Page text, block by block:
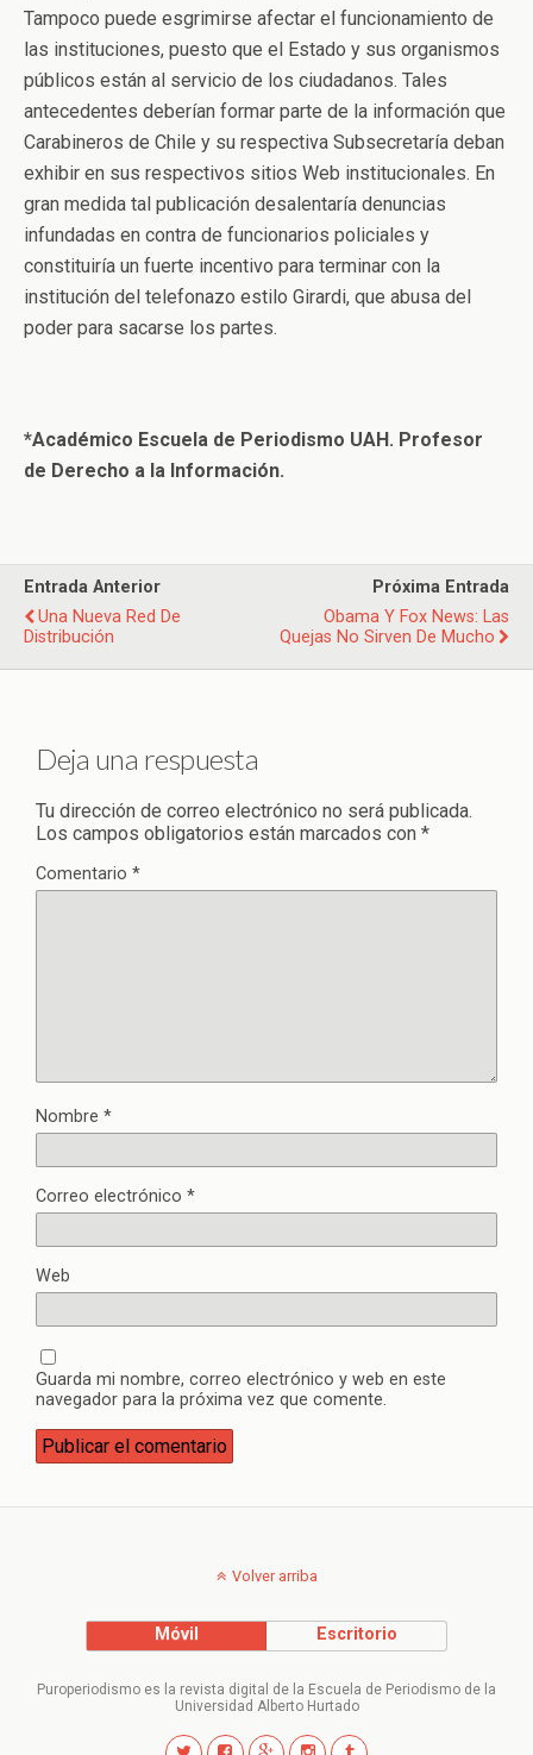
Tampoco puede esgrimirse afectar el funcionamiento de
las instituciones, puesto que el Estado y sus organismos
públicos están al servicio de los ciudadanos. Tales
antecedentes deberían formar parte de la información que
Carabineros de Chile y su respectiva Subsecretaría deban
exhibir en sus respectivos sitios Web institucionales. En
gran medida tal publicación desalentaría denuncias
infundadas en contra de funcionarios policiales y
constituiría un fuerte incentivo para terminar con la
institución del telefonazo estilo Girardi, que abusa del
poder para sacarse los partes.
*Académico Escuela de Periodismo UAH. Profesor
de Derecho a la Información.
Entrada Anterior
Una Nueva Red De
Distribución
Próxima Entrada
Obama Y Fox News: Las
Quejas No Sirven De Mucho
Deja una respuesta
Tu dirección de correo electrónico no será publicada.
Los campos obligatorios están marcados con *
Comentario *
Nombre *
Correo electrónico *
Web
Guarda mi nombre, correo electrónico y web en este
navegador para la próxima vez que comente.
Volver arriba
Móvil Escritorio
Puroperiodismo es la revista digital de la Escuela de Periodismo de la
Universidad Alberto Hurtado